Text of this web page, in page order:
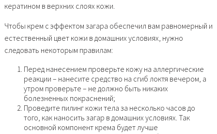
кератином в верхних слоях кожи.
Чтобы крем с эффектом загара обеспечил вам равномерный и
естественный цвет кожи в домашних условиях, нужно
следовать некоторым правилам:
Перед нанесением проверьте кожу на аллергические
реакции – нанесите средство на сгиб локтя вечером, а
утром проверьте – не должно быть никаких
болезненных покраснений;
Проведите пилинг кожи тела за несколько часов до
того, как наносить загар в домашних условиях. Так
основной компонент крема будет лучше